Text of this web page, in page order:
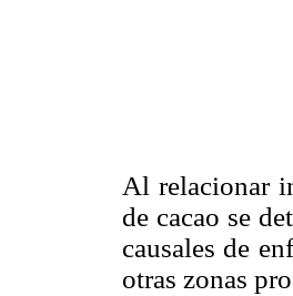
Al relacionar
de cacao se
causales de
otras zonas